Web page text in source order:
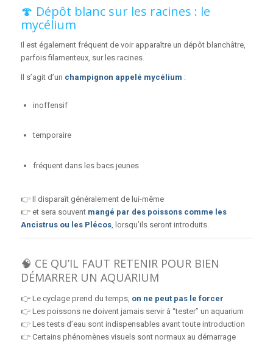
🍄 Dépôt blanc sur les racines : le
mycélium
Il est également fréquent de voir apparaître un dépôt blanchâtre,
parfois filamenteux, sur les racines.
Il s’agit d’un champignon appelé mycélium :
inoffensif
temporaire
fréquent dans les bacs jeunes
👉 Il disparaît généralement de lui-même
👉 et sera souvent mangé par des poissons comme les
Ancistrus ou les Plécos, lorsqu’ils seront introduits.
🧠 CE QU’IL FAUT RETENIR POUR BIEN
DÉMARRER UN AQUARIUM
👉 Le cyclage prend du temps, on ne peut pas le forcer
👉 Les poissons ne doivent jamais servir à “tester” un aquarium
👉 Les tests d’eau sont indispensables avant toute introduction
👉 Certains phénomènes visuels sont normaux au démarrage